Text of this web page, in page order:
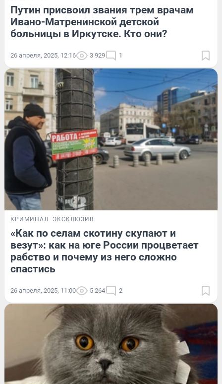
Путин присвоил звания трем врачам
Ивано-Матренинской детской
больницы в Иркутске. Кто они?
26 апреля, 2025, 12:16 3 929 1
КРИМИНАЛ ЭКСКЛЮЗИВ
«Как по селам скотину скупают и
везут»: как на юге России процветает
рабство и почему из него сложно
спастись
26 апреля, 2025, 11:00 5 264 2